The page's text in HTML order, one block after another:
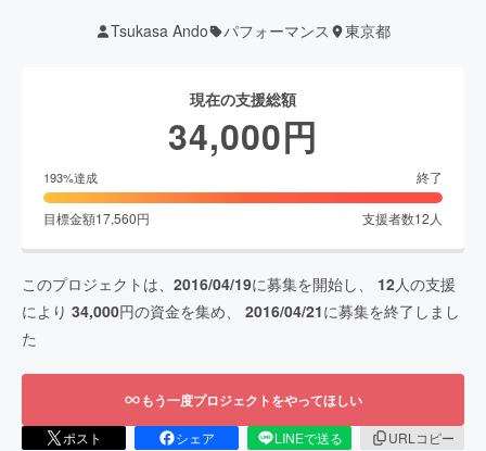
Tsukasa Ando パフォーマンス 東京都
現在の支援総額
34,000円
193%達成 終了
目標金額17,560円 支援者数12 人
このプロジェクトは、 2016/04/19に募集を開始し、 12人の支援
により 34,000円の資金を集め、 2016/04/21に募集を終了しまし
た
もう一度プロジェクトをやってほしい
ポスト シェア LINEで送る
URLコピー